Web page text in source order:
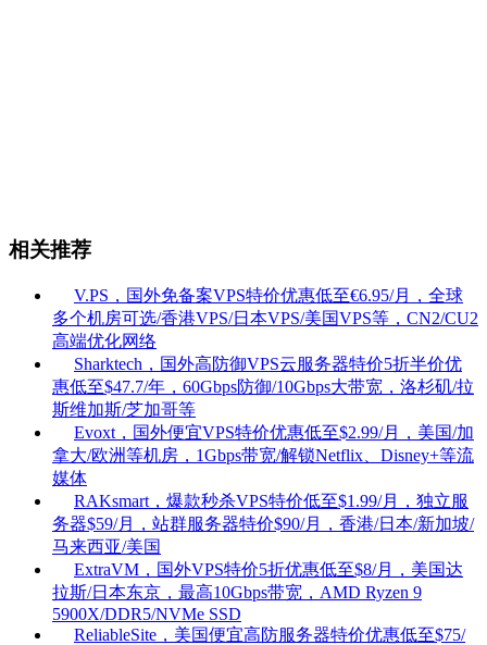
相关推荐
V.PS，国外免备案VPS特价优惠低至€6.95/月，全球
多个机房可选/香港VPS/日本VPS/美国VPS等，CN2/CU2
高端优化网络
Sharktech，国外高防御VPS云服务器特价5折半价优
惠低至$47.7/年，60Gbps防御/10Gbps大带宽，洛杉矶/拉
斯维加斯/芝加哥等
Evoxt，国外便宜VPS特价优惠低至$2.99/月，美国/加
拿大/欧洲等机房，1Gbps带宽/解锁Netflix、Disney+等流
媒体
RAKsmart，爆款秒杀VPS特价低至$1.99/月，独立服
务器$59/月，站群服务器特价$90/月，香港/日本/新加坡/
马来西亚/美国
ExtraVM，国外VPS特价5折优惠低至$8/月，美国达
拉斯/日本东京，最高10Gbps带宽，AMD Ryzen 9
5900X/DDR5/NVMe SSD
ReliableSite，美国便宜高防服务器特价优惠低至$75/